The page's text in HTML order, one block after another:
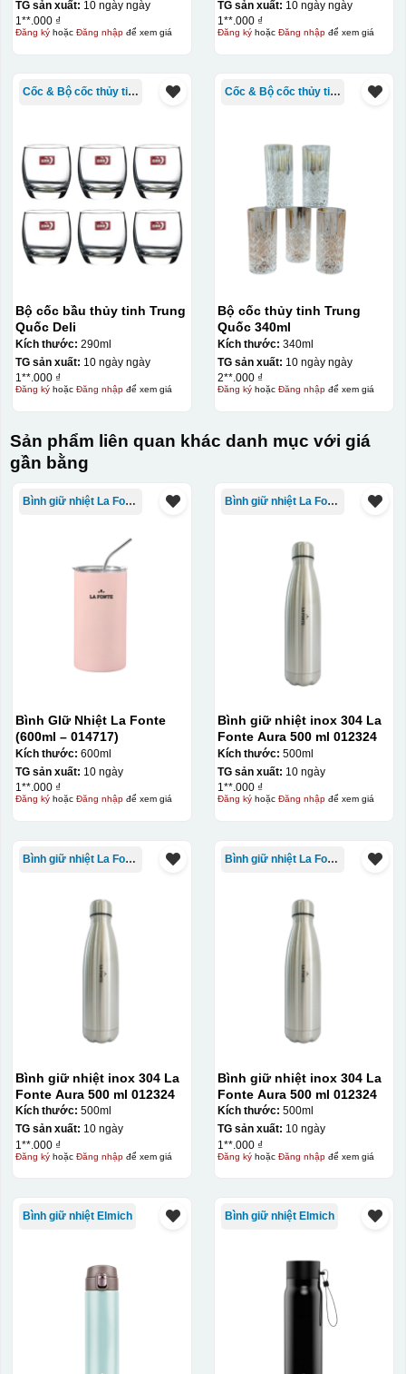
Kiểu in:
In lưới
In lưới (silk screen printing) trong ngành quà tặng là kỹ
thành khuôn. Mực in được đẩy qua các lỗ nhỏ trên lưới
phẩm như ly, cốc, bút, móc khóa hay các vật phẩm quà
tặng khác. Kỹ thuật này cho phép in được nhiều màu sắc
khác nhau, độ bền cao, có thể in trên nhiều chất liệu và
phù hợp cho sản xuất số lượng lớn, tuy nhiên đòi hỏi
Kiểu hộp:
Hộp diêm quai xách lót lụa
TG sản xuất: 10 ngày ngày
1**.000 ₫
Đăng kýhoặc Đăng nhậpđể xem giá
TG sản xuất: 10 ngày ngày
1**.000 ₫
Đăng kýhoặc Đăng nhậpđể xem giá
Cốc & Bộ cốc thủy tinh TQ
Bộ cốc bầu thủy tinh Trung
Quốc Deli
Kích thước: 290ml
TG sản xuất: 10 ngày ngày
1**.000 ₫
Đăng kýhoặc Đăng nhậpđể xem giá
Cốc & Bộ cốc thủy tinh TQ
Bộ cốc thủy tinh Trung
Quốc 340ml
Kích thước: 340ml
TG sản xuất: 10 ngày ngày
2**.000 ₫
Đăng kýhoặc Đăng nhậpđể xem giá
Sản phẩm liên quan khác danh mục với giá
gần bằng
Bình giữ nhiệt La Fonte
Bình GIữ Nhiệt La Fonte
(600ml – 014717)
Kích thước: 600ml
TG sản xuất: 10 ngày
1**.000 ₫
Đăng kýhoặc Đăng nhậpđể xem giá
Bình giữ nhiệt La Fonte
Bình giữ nhiệt inox 304 La
Fonte Aura 500 ml 012324
Kích thước: 500ml
TG sản xuất: 10 ngày
1**.000 ₫
Đăng kýhoặc Đăng nhậpđể xem giá
Bình giữ nhiệt La Fonte
Bình giữ nhiệt inox 304 La
Fonte Aura 500 ml 012324
Kích thước: 500ml
TG sản xuất: 10 ngày
1**.000 ₫
Đăng kýhoặc Đăng nhậpđể xem giá
Bình giữ nhiệt La Fonte
Bình giữ nhiệt inox 304 La
Fonte Aura 500 ml 012324
Kích thước: 500ml
TG sản xuất: 10 ngày
1**.000 ₫
Đăng kýhoặc Đăng nhậpđể xem giá
Bình giữ nhiệt Elmich Bình giữ nhiệt Elmich